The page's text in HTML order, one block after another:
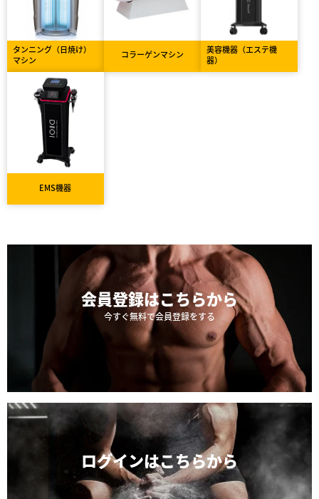
タンニング（日焼け）
マシン
コラーゲンマシン
美容機器（エステ機
器）
EMS機器
会員登録はこちらから
今すぐ無料で会員登録をする
ログインはこちらから